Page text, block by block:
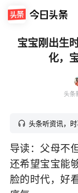
宝宝刚出生
化，
头条
头条听资讯，
导读：父母不
还希望宝宝能
脸的时代，好